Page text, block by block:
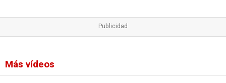
Más vídeos